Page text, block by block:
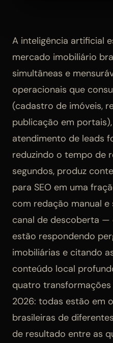
A inteligência artificial
mercado imobiliário
simultâneas e
operacionais que
(cadastro de imóveis,
publicação em
atendimento de leads
reduzindo o tempo de
segundos, produz
para SEO em uma
com redação manual
canal de descoberta —
estão respondendo
imobiliárias e citando
conteúdo local
quatro
2026: todas estão em
brasileiras de
de resultado entre as